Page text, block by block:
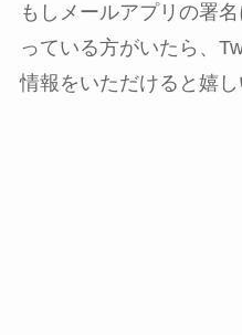
もしメールアプリの署
っている方がいたら、
情報をいただけると嬉し